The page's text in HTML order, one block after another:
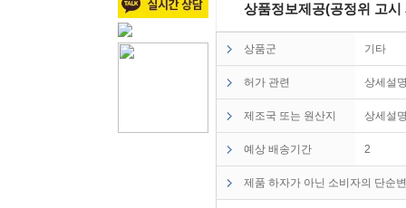
상품정보제공(공정위 고시
상품군 기타
허가 관련 상세설
제조국 또는 원산지 상세설
예상 배송기간 2
제품 하자가 아닌 소비자의 단순